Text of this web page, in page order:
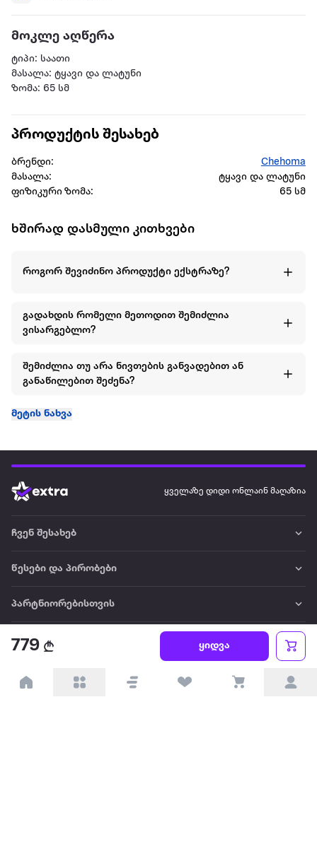
მოკლე აღწერა
ტიპი: საათი
მასალა: ტყავი და ლატუნი
ზომა: 65 სმ
779 ყიდვა
პროდუქტის შესახებ
ბრენდი:
Chehoma
მასალა:
ტყავი და ლატუნი
ფიზიკური ზომა:
65 სმ
ხშირად დასმული კითხვები
როგორ შევიძინო პროდუქტი ექსტრაზე?
გადახდის რომელი მეთოდით შემიძლია
ვისარგებლო?
შემიძლია თუ არა ნივთების განვადებით ან
განაწილებით შეძენა?
მეტის ნახვა
ყველაზე დიდი ონლაინ მაღაზია
ჩვენ შესახებ
წესები და პირობები
პარტნიორებისთვის
ტრენდული
პოპულარული